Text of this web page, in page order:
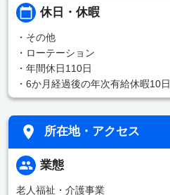
休日・休暇
・その他
・ローテーション
・年間休日110日
・6か月経過後の年次有給休暇10日
所在地・アクセス
業態
老人福祉・介護事業